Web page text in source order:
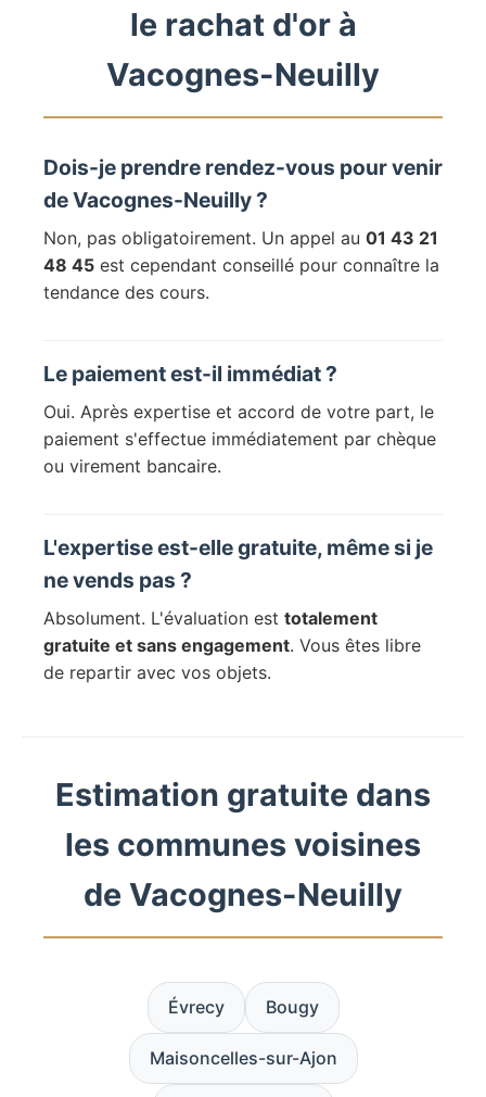
le rachat d'or à
Vacognes-Neuilly
Dois-je prendre rendez-vous pour venir
de Vacognes-Neuilly ?
Non, pas obligatoirement. Un appel au 01 43 21
48 45 est cependant conseillé pour connaître la
tendance des cours.
Le paiement est-il immédiat ?
Oui. Après expertise et accord de votre part, le
paiement s'effectue immédiatement par chèque
ou virement bancaire.
L'expertise est-elle gratuite, même si je
ne vends pas ?
Absolument. L'évaluation est totalement
gratuite et sans engagement. Vous êtes libre
de repartir avec vos objets.
Estimation gratuite dans
les communes voisines
de Vacognes-Neuilly
Évrecy Bougy
Maisoncelles-sur-Ajon